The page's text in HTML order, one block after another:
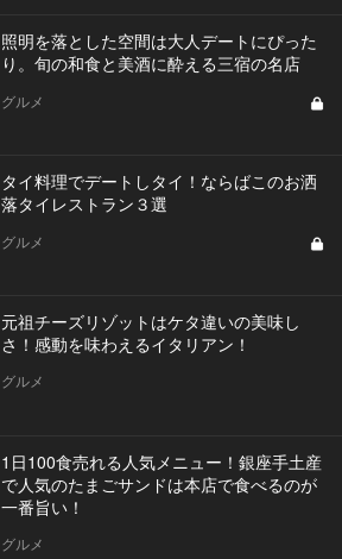
照明を落とした空間は大人デートにぴった
り。旬の和食と美酒に酔える三宿の名店
グルメ
タイ料理でデートしタイ！ならばこのお洒
落タイレストラン３選
グルメ
元祖チーズリゾットはケタ違いの美味し
さ！感動を味わえるイタリアン！
グルメ
1日100食売れる人気メニュー！銀座手土産
で人気のたまごサンドは本店で食べるのが
一番旨い！
グルメ